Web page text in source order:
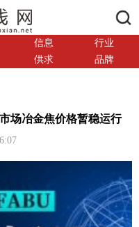
信息
行业
供求 品牌
场冶金焦价格暂稳运行